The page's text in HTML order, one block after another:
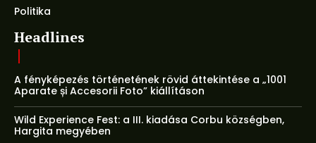
Politika
Headlines
A fényképezés történetének rövid áttekintése a „1001
Aparate și Accesorii Foto” kiállításon
Wild Experience Fest: a III. kiadása Corbu községben,
Hargita megyében